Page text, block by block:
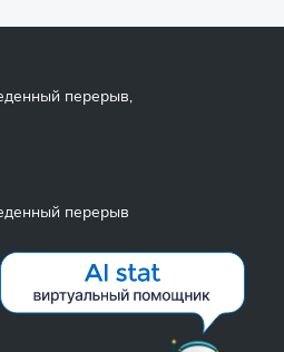
перерыв,
перерыв